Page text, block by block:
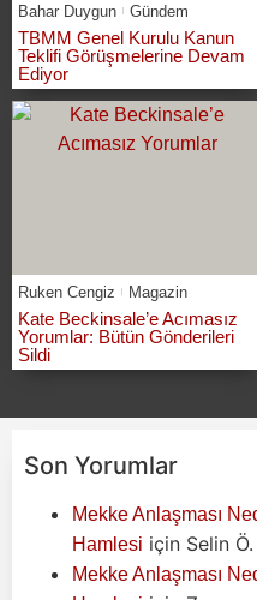
Bahar Duygun Gündem
TBMM Genel Kurulu Kanun
Teklifi Görüşmelerine Devam
Ediyor
Ruken Cengiz Magazin
Kate Beckinsale’e Acımasız
Yorumlar: Bütün Gönderileri
Sildi
Son Yorumlar
Mekke Anlaşması
Hamlesi için Selin Ö.
Mekke Anlaşması